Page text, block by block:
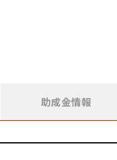
助成金情報